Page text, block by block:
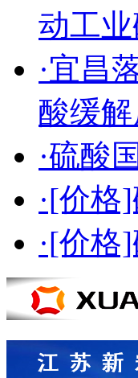
动工
·宜昌
酸缓
·硫酸
·[价格
·[价格